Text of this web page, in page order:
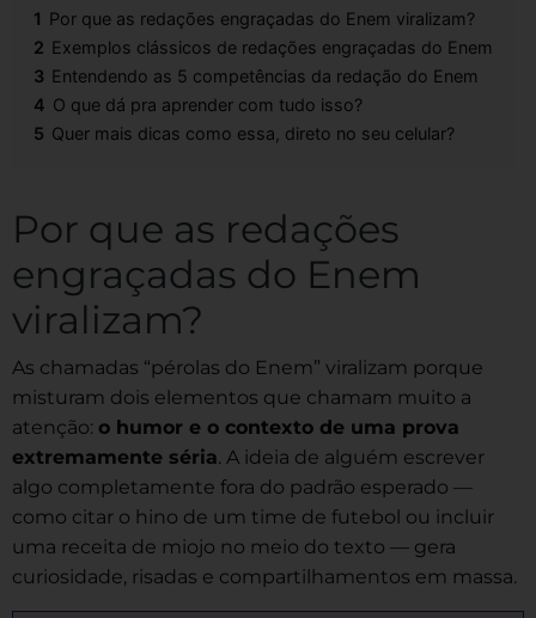
1 Por que as redações engraçadas do Enem viralizam?
2 Exemplos clássicos de redações engraçadas do Enem
3 Entendendo as 5 competências da redação do Enem
4 O que dá pra aprender com tudo isso?
5 Quer mais dicas como essa, direto no seu celular?
Por que as redações
engraçadas do Enem
viralizam?
As chamadas “pérolas do Enem” viralizam porque
misturam dois elementos que chamam muito a
atenção: o humor e o contexto de uma prova
extremamente séria. A ideia de alguém escrever
algo completamente fora do padrão esperado —
como citar o hino de um time de futebol ou incluir
uma receita de miojo no meio do texto — gera
curiosidade, risadas e compartilhamentos em massa.